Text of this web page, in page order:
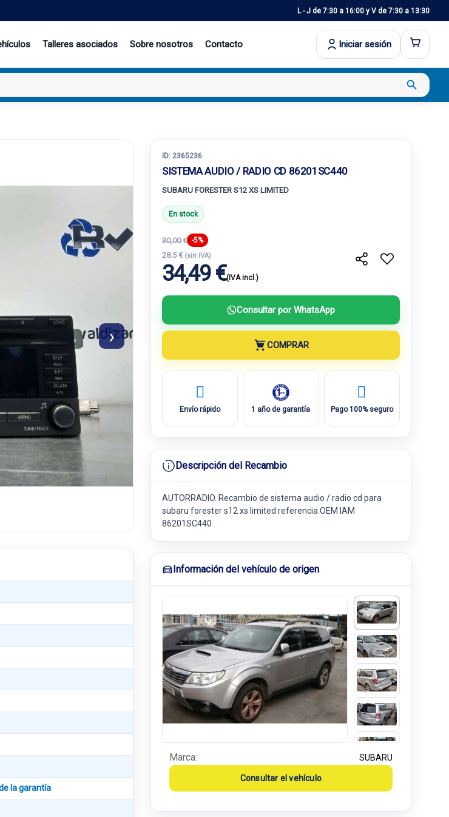
L - J de 7:30 a 16:00 y V de 7:30 a 13:30
Talleres asociados Sobre nosotros Contacto Iniciar sesión
search
›
la garantía
ID: 2365236
SISTEMA AUDIO / RADIO CD 86201SC440
SUBARU FORESTER S12 XS LIMITED
En stock
30,00 € -5%
28.5 € (sin IVA)
34,49 €(IVA incl.)
Consultar por WhatsApp
COMPRAR
Envío rápido 1 año de garantía Pago 100% seguro
Descripción del Recambio
AUTORRADIO. Recambio de sistema audio / radio cd para
subaru forester s12 xs limited referencia OEM IAM
86201SC440
Información del vehículo de origen
Marca: SUBARU
Consultar el vehículo